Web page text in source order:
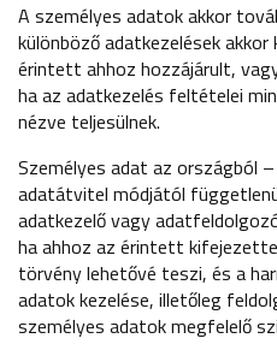
A személyes adatok akkor
különböző adatkezelések
érintett ahhoz hozzájárult,
ha az adatkezelés feltételei
nézve teljesülnek.
Személyes adat az országból
adatátvitel módjától
adatkezelő vagy
ha ahhoz az érintett
törvény lehetővé teszi, és a
adatok kezelése, illetőleg
személyes adatok megfelelő